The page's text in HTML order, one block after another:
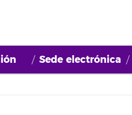
Sede electrónica